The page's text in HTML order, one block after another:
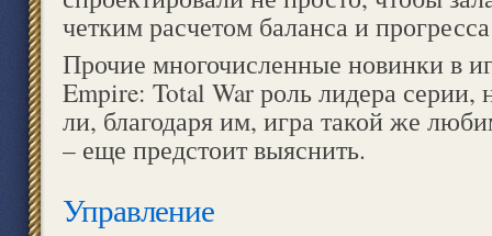
четким расчетом баланса и
Прочие многочисленные новинки в
Empire: Total War роль лидера серии,
ли, благодаря им, игра такой же
– еще предстоит выяснить.
Управление